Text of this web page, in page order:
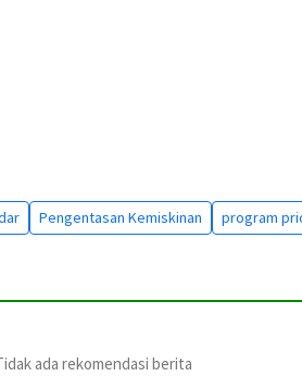
Pengentasan Kemiskinan program
ada rekomendasi berita